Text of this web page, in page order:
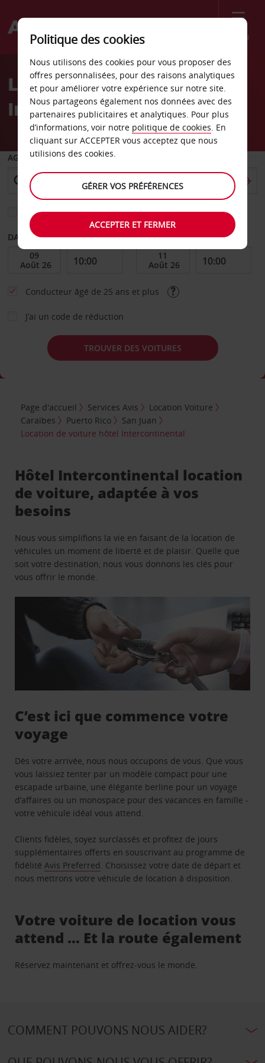
Menu
Welcome
AvisLocation de voiture hôtel
Intercontinental
AGENCE DE DÉPART
Sélectionnez une autre agence de retour
DATE DE DÉBUT DATE DE FIN
Conducteur âgé de 25 ans et plus
J’ai un code de réduction
TROUVER DES VOITURES
Page d'accueil Services Avis
Location Voiture
Caraïbes
Puerto Rico
San Juan
Location de voiture hôtel Intercontinental
Hôtel Intercontinental location
de voiture, adaptée à vos
besoins
Nous vous simplifions la vie en faisant de la location de
véhicules un moment de liberté et de plaisir. Quelle que
soit votre destination, nous vous donnons les clés pour
vous offrir le monde.
C’est ici que commence votre
voyage
Dès votre arrivée, nous nous occupons de vous. Que vous
vous laissiez tenter par un modèle compact pour une
escapade urbaine, une élégante berline pour un voyage
d’affaires ou un monospace pour des vacances en famille -
votre véhicule idéal vous attend.
Clients fidèles, soyez surclassés et profitez de jours
supplémentaires offerts en souscrivant au programme de
fidélitéAvis Preferred. Choisissez votre date de départ et
nous mettrons votre véhicule de location à disposition.
Votre voiture de location vous
attend … Et la route également
Réservez maintenant et offrez-vous le monde.
COMMENT POUVONS NOUS AIDER?
Politique des cookies
Nous utilisons des cookies pour vous proposer des
offres personnalisées, pour des raisons analytiques
et pour améliorer votre expérience sur notre site.
Nous partageons également nos données avec des
partenaires publicitaires et analytiques. Pour plus
d’informations, voir notre politique de cookies. En
cliquant sur ACCEPTER vous acceptez que nous
utilisions des cookies.
GÉRER VOS PRÉFÉRENCES
ACCEPTER ET FERMER